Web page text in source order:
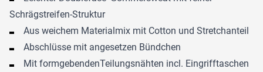
Schrägstreifen-Struktur
Aus weichem Materialmix mit Cotton und Stretchanteil
Abschlüsse mit angesetzen Bündchen
Mit formgebendenTeilungsnähten incl. Eingrifftaschen